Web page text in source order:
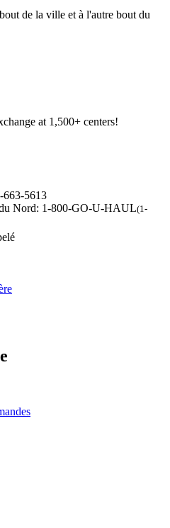
de la ville et à l'autre bout du
at 1,500+ centers!
663-5613
Nord: 1-800-GO-U-HAUL(1-